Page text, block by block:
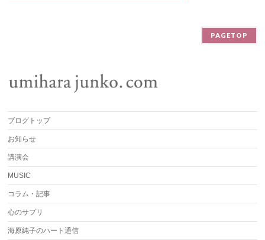
PAGETOP
ブログトップ
お知らせ
講演会
MUSIC
コラム・記事
心のサプリ
海原純子のハート通信